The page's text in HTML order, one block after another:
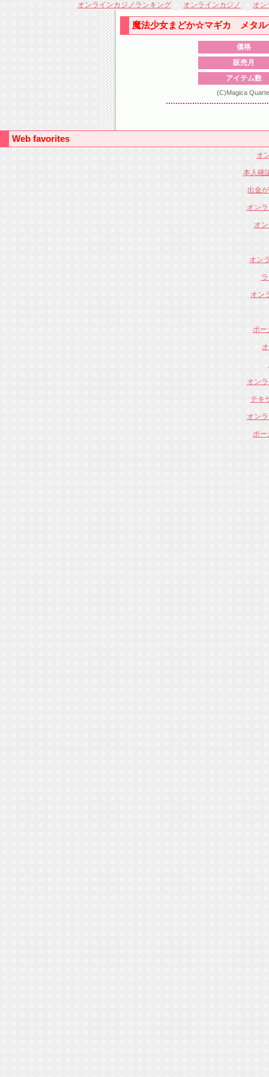
オンラインカジノランキング オンラインカジノ オ
魔法少女まどか☆マギカ メタル
価格
販売月
アイテム数
(C)Magica
Web favorites
オ
本人確
出金
オン
オ
オン
オン
ポー
オン
テキ
オン
ポー